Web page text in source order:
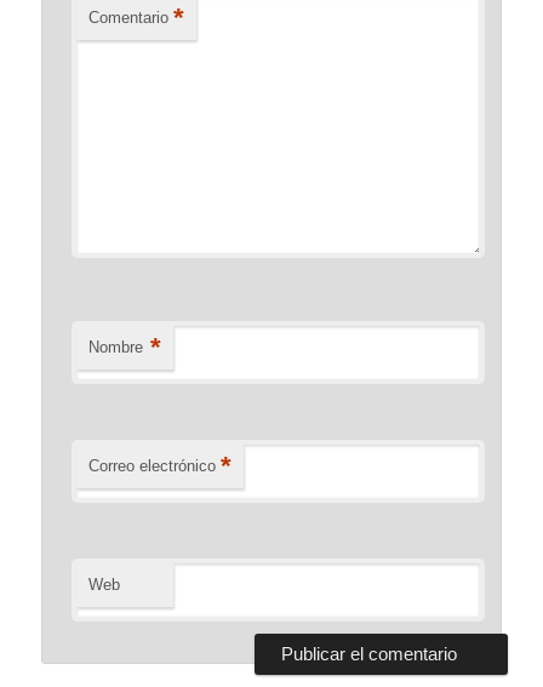
Comentario *
Nombre *
Correo electrónico *
Web